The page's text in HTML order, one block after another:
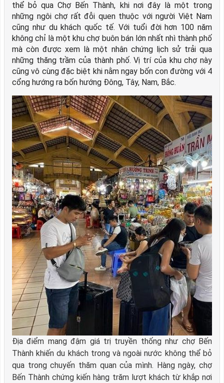
thể bỏ qua Chợ Bến Thành, khi nơi đây là một trong
những ngôi chợ rất đỗi quen thuộc với người Việt Nam
cũng như du khách quốc tế. Với tuổi đời hơn 100 năm
không chỉ là một khu chợ buôn bán lớn nhất nhì thành phố
mà còn được xem là một nhân chứng lịch sử trải qua
những thăng trầm của thành phố. Vị trí của khu chợ này
cũng vô cùng đặc biệt khi nằm ngay bốn con đường với 4
cổng hướng ra bốn hướng Đông, Tây, Nam, Bắc.
Địa điểm mang đậm giá trị truyền thống như chợ Bến
Thành khiến du khách trong và ngoài nước không thể bỏ
qua trong chuyến thăm quan của mình. Hàng ngày, chợ
Bến Thành chứng kiến hàng trăm lượt khách từ khắp nơi